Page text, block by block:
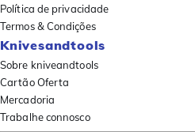
Política de privacidade
Termos & Condições
Knivesandtools
Sobre kniveandtools
Cartão Oferta
Mercadoria
Trabalhe connosco